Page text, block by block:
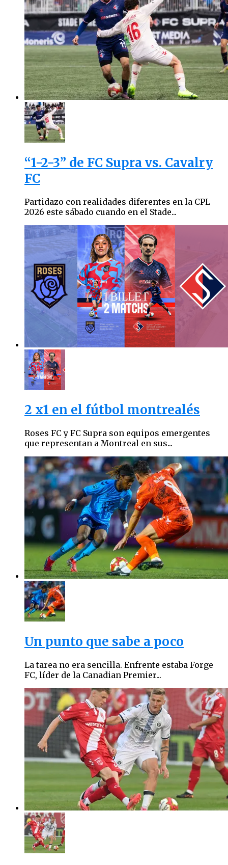
“1-2-3” de FC Supra vs. Cavalry
FC
Partidazo con realidades diferentes en la CPL
2026 este sábado cuando en el Stade...
2 x1 en el fútbol montrealés
Roses FC y FC Supra son equipos emergentes
que representan a Montreal en sus...
Un punto que sabe a poco
La tarea no era sencilla. Enfrente estaba Forge
FC, líder de la Canadian Premier...